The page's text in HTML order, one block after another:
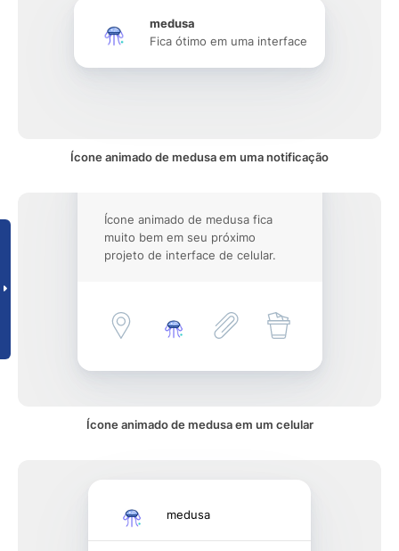
medusa
Fica ótimo em uma interface
Ícone animado de medusa em uma notificação
Ícone animado de medusa fica
muito bem em seu próximo
projeto de interface de celular.
Ícone animado de medusa em um celular
medusa